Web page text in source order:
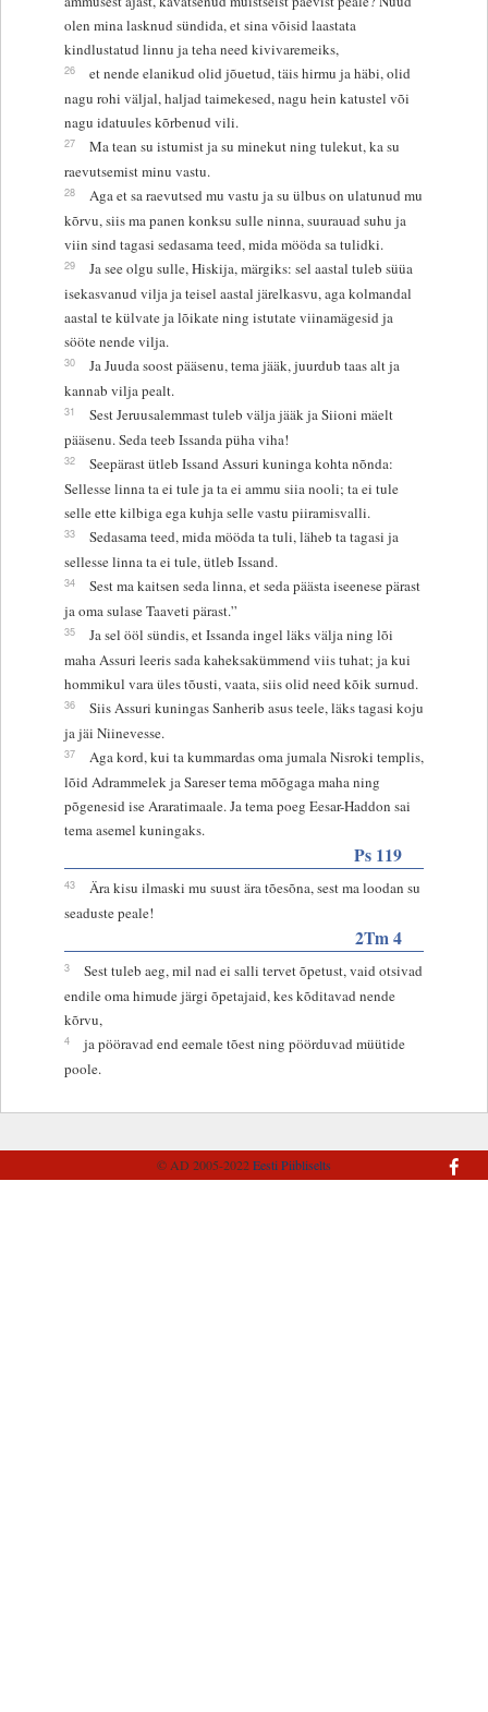
olen mina lasknud sündida, et sina võisid laastata
kindlustatud linnu ja teha need kivivaremeiks,
26
et nende elanikud olid jõuetud, täis hirmu ja häbi, olid
nagu rohi väljal, haljad taimekesed, nagu hein katustel või
nagu idatuules kõrbenud vili.
27
Ma tean su istumist ja su minekut ning tulekut, ka su
raevutsemist minu vastu.
28
Aga et sa raevutsed mu vastu ja su ülbus on ulatunud mu
kõrvu, siis ma panen konksu sulle ninna, suurauad suhu ja
viin sind tagasi sedasama teed, mida mööda sa tulidki.
29
Ja see olgu sulle, Hiskija, märgiks: sel aastal tuleb süüa
isekasvanud vilja ja teisel aastal järelkasvu, aga kolmandal
aastal te külvate ja lõikate ning istutate viinamägesid ja
sööte nende vilja.
30
Ja Juuda soost pääsenu, tema jääk, juurdub taas alt ja
kannab vilja pealt.
31
Sest Jeruusalemmast tuleb välja jääk ja Siioni mäelt
pääsenu. Seda teeb Issanda püha viha!
32
Seepärast ütleb Issand Assuri kuninga kohta nõnda:
Sellesse linna ta ei tule ja ta ei ammu siia nooli; ta ei tule
selle ette kilbiga ega kuhja selle vastu piiramisvalli.
33
Sedasama teed, mida mööda ta tuli, läheb ta tagasi ja
sellesse linna ta ei tule, ütleb Issand.
34
Sest ma kaitsen seda linna, et seda päästa iseenese pärast
ja oma sulase Taaveti pärast.”
35
Ja sel ööl sündis, et Issanda ingel läks välja ning lõi
maha Assuri leeris sada kaheksakümmend viis tuhat; ja kui
hommikul vara üles tõusti, vaata, siis olid need kõik surnud.
36
Siis Assuri kuningas Sanherib asus teele, läks tagasi koju
ja jäi Niinevesse.
37
Aga kord, kui ta kummardas oma jumala Nisroki templis,
lõid Adrammelek ja Sareser tema mõõgaga maha ning
põgenesid ise Araratimaale. Ja tema poeg Eesar-Haddon sai
tema asemel kuningaks.
Ps 119
43
Ära kisu ilmaski mu suust ära tõesõna, sest ma loodan su
seaduste peale!
2Tm 4
3
Sest tuleb aeg, mil nad ei salli tervet õpetust, vaid otsivad
endile oma himude järgi õpetajaid, kes kõditavad nende
kõrvu,
4
ja pööravad end eemale tõest ning pöörduvad müütide
poole.
© AD 2005-2022Eesti Piibliselts